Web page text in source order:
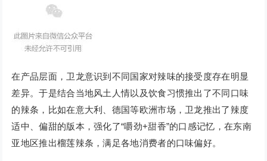
在产品层面，卫龙意识到不同国家对辣味的接受度存在明显
差异。于是结合当地风土人情以及饮食习惯推出了不同口味
的辣条，比如在意大利、德国等欧洲市场，卫龙推出了辣度
适中、偏甜的版本，强化了“嚼劲+甜香”的口感记忆，在东南
亚地区推出榴莲辣条，满足各地消费者的口味偏好。